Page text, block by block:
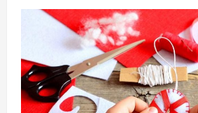
Як
прикріпити
карниз
до
стіни:
повний
посібник
для
надійного
монтажу